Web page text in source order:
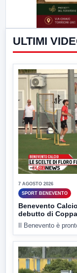
ULTIMI
7 AGOSTO 2026
SPORT BENEVENTO
Benevento
debutto di
Il Benevento è